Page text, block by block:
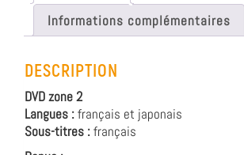
Informations complémentaires
DESCRIPTION
DVD zone 2
Langues :français et japonais
Sous-titres :français